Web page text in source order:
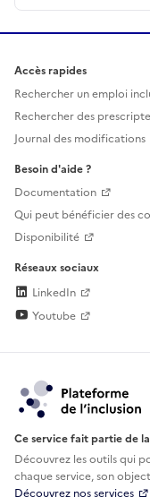
Accès rapides
Rechercher un emploi
Rechercher des
Journal des modifications
Besoin d'aide ?
Documentation
Qui peut bénéficier des
Disponibilité
Réseaux sociaux
LinkedIn
Youtube
Ce service fait partie de
Découvrez les outils qui
chaque service, son
Découvrez nos services